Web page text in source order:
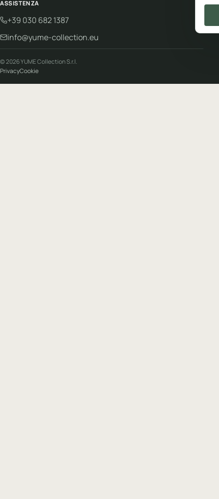
ASSISTENZA
+39 030 682 1387
info@yume-collection.eu
© 2026 YUME Collection S.r.l.
PrivacyCookie